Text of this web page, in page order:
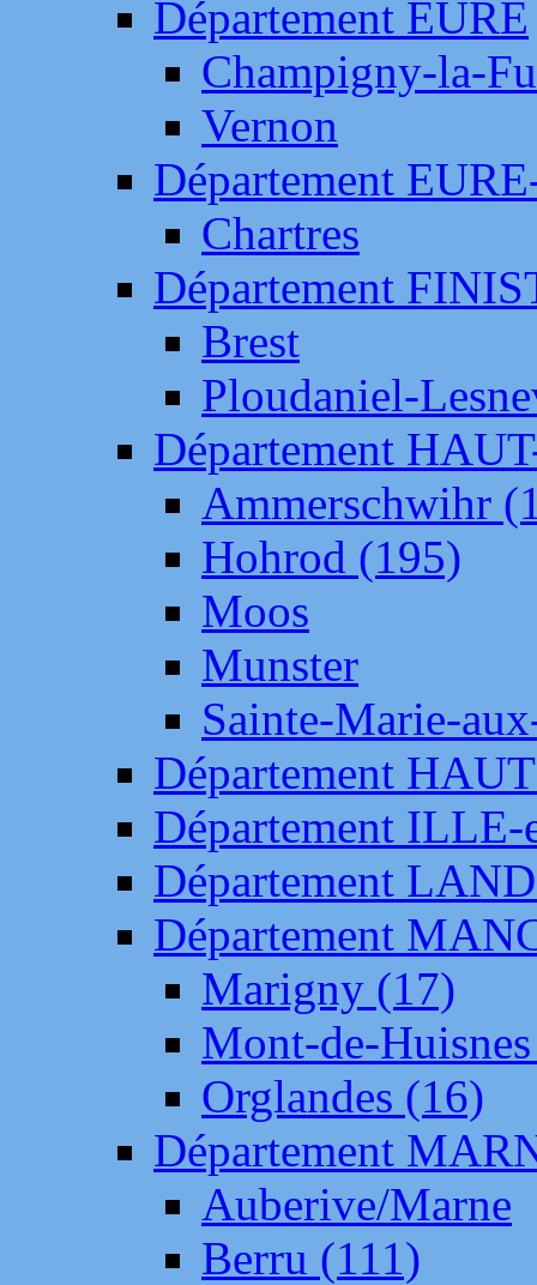
Département EURE
Champigny-la-
Vernon
Département
Chartres
Département
Brest
Ploudaniel-
Département
Ammerschwihr
Hohrod (195)
Moos
Munster
Sainte-Marie-
Département
Département
Département
Département
Marigny (17)
Mont-de-
Orglandes (16)
Département
Auberive/Marne
Berru (111)